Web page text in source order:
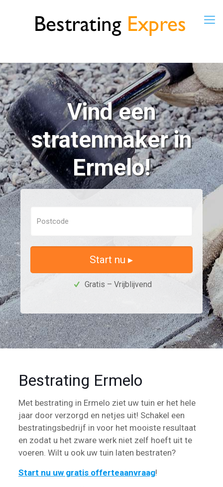
Vind een
stratenmaker in
Ermelo!
Start nu ▸
Gratis – Vrijblijvend
Bestrating Ermelo
Met bestrating in Ermelo ziet uw tuin er het hele
jaar door verzorgd en netjes uit! Schakel een
bestratingsbedrijf in voor het mooiste resultaat
en zodat u het zware werk niet zelf hoeft uit te
voeren. Wilt u ook uw tuin laten bestraten?
Start nu uw gratis offerteaanvraag!